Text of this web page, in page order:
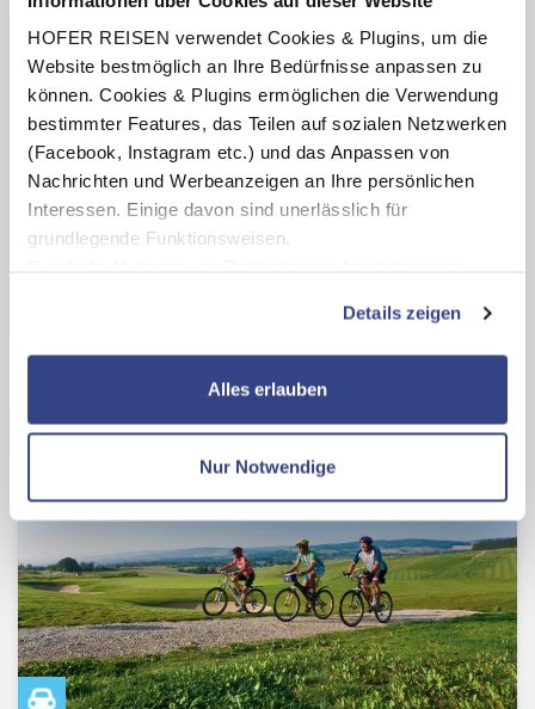
HOFER REISEN verwendet Cookies & Plugins, um die
Website bestmöglich an Ihre Bedürfnisse anpassen zu
können. Cookies & Plugins ermöglichen die Verwendung
bestimmter Features, das Teilen auf sozialen Netzwerken
(Facebook, Instagram etc.) und das Anpassen von
Nachrichten und Werbeanzeigen an Ihre persönlichen
Interessen. Einige davon sind unerlässlich für
grundlegende Funktionsweisen.
zusätzliche Dienste bzw. Technologien von Drittanbietern
nutzen und uns sowie Dritten weitere Personalisierungen
ermöglichen, dabei kommt es auch zu Übermittlungen
Datenschutzseite
Mit Klick auf "Alles erlauben" stimmen Sie der
Verwendung der Cookies & Plugins auf unseren
Webseiten zu.
Details zeigen
Alles erlauben
Nur Notwendige
Bayern / Deutschland
Inkl. Zirben-Warmpackung
AktiVital Hotel
s
4.6von 5 (39 Bewertungen)
Halbpension
2 - 7 Nächte
inkl. hoteleigenem Thermalbad
Termine:12.08.26-23.12.27
Zum Angebot